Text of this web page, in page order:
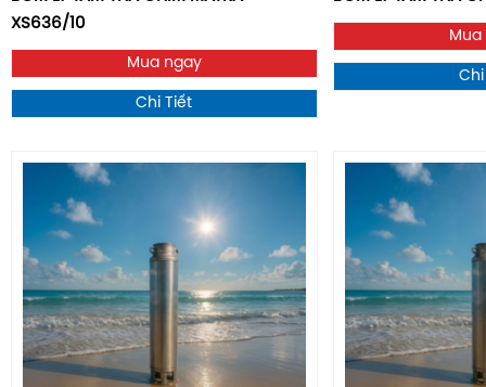
XS636/10
Mua ngay
Chi Tiết
Mua